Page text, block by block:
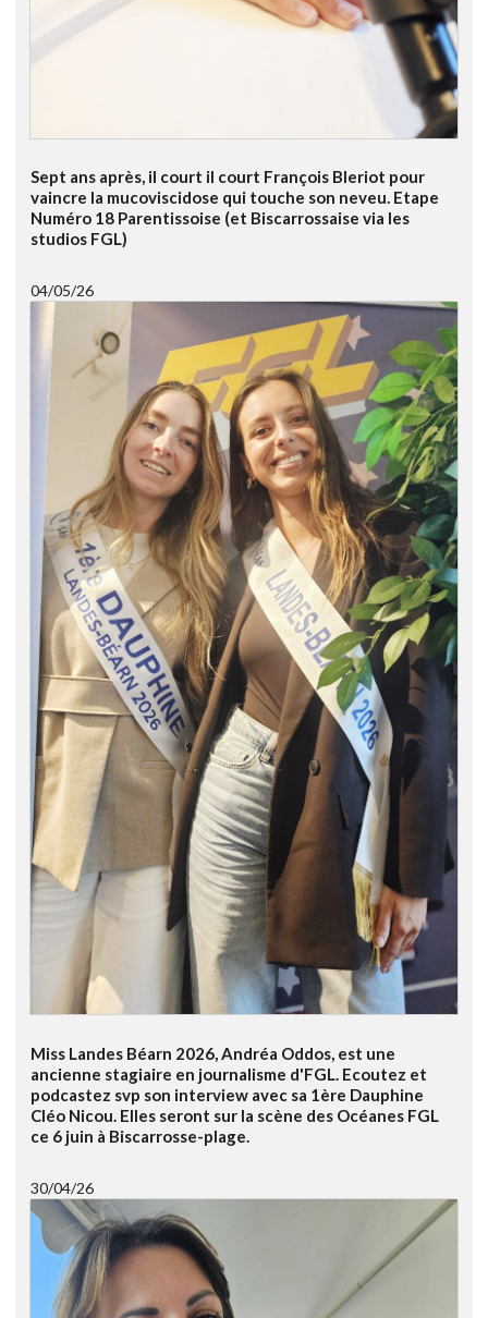
Sept ans après, il court il court François Bleriot pour
vaincre la mucoviscidose qui touche son neveu. Etape
Numéro 18 Parentissoise (et Biscarrossaise via les
studios FGL)
04/05/26
Miss Landes Béarn 2026, Andréa Oddos, est une
ancienne stagiaire en journalisme d'FGL. Ecoutez et
podcastez svp son interview avec sa 1ère Dauphine
Cléo Nicou. Elles seront sur la scène des Océanes FGL
ce 6 juin à Biscarrosse-plage.
30/04/26